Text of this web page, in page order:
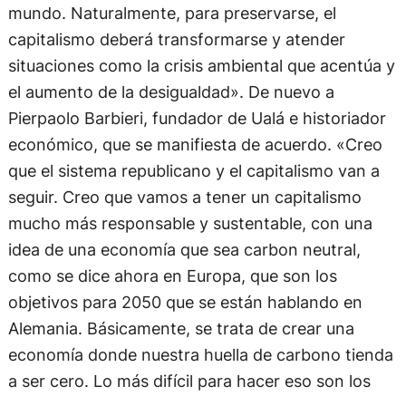
mundo. Naturalmente, para preservarse, el
capitalismo deberá transformarse y atender
situaciones como la crisis ambiental que acentúa y
el aumento de la desigualdad». De nuevo a
Pierpaolo Barbieri, fundador de Ualá e historiador
económico, que se manifiesta de acuerdo. «Creo
que el sistema republicano y el capitalismo van a
seguir. Creo que vamos a tener un capitalismo
mucho más responsable y sustentable, con una
idea de una economía que sea carbon neutral,
como se dice ahora en Europa, que son los
objetivos para 2050 que se están hablando en
Alemania. Básicamente, se trata de crear una
economía donde nuestra huella de carbono tienda
a ser cero. Lo más difícil para hacer eso son los